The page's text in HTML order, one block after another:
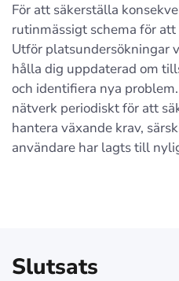
För att säkerställa
rutinmässigt schema för
Utför platsundersökningar
hålla dig uppdaterad om
och identifiera nya
nätverk periodiskt för att
hantera växande krav,
användare har lagts till
Slutsats